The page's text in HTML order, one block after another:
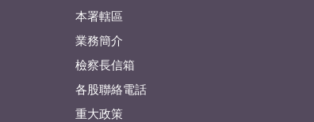
本署轄區
業務簡介
檢察長信箱
各股聯絡電話
重大政策